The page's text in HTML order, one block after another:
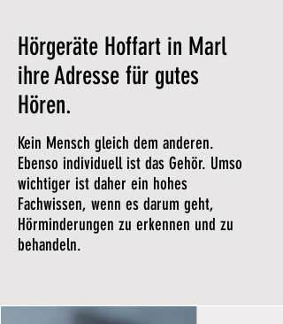
Hörgeräte Hoffart in Marl
ihre Adresse für gutes
Hören.
Kein Mensch gleich dem anderen.
Ebenso individuell ist das Gehör. Umso
wichtiger ist daher ein hohes
Fachwissen, wenn es darum geht,
Hörminderungen zu erkennen und zu
behandeln.